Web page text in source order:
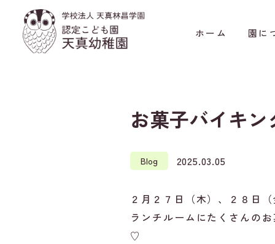
ホーム 園に
お菓子バイキ
Blog 2025.03.05
２月２７日（木）、２８日
ランチルームにたくさんの
♡